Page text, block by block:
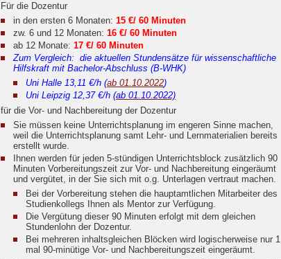
Für die Dozentur
in den ersten 6 Monaten: 15 €/ 60 Minuten
zw. 6 und 12 Monaten: 16 €/ 60 Minuten
ab 12 Monate: 17 €/ 60 Minuten
Zum Vergleich: die aktuellen Stundensätze für wissenschaftliche
Hilfskraft mit Bachelor-Abschluss (B-WHK)
Uni Halle 13,11 €/h (ab 01.10.2022)
Uni Leipzig 12,37 €/h (ab 01.10.2022)
für die Vor- und Nachbereitung der Dozentur
Sie müssen keine Unterrichtsplanung im engeren Sinne machen,
weil die Unterrichtsplanung samt Lehr- und Lernmaterialien bereits
erstellt wurde.
Ihnen werden für jeden 5-stündigen Unterrichtsblock zusätzlich 90
Minuten Vorbereitungszeit zur Vor- und Nachbereitung eingeräumt
und vergütet, in der Sie sich mit o.g. Unterlagen vertraut machen.
Bei der Vorbereitung stehen die hauptamtlichen Mitarbeiter des
Studienkollegs Ihnen als Mentor zur Verfügung.
Die Vergütung dieser 90 Minuten erfolgt mit dem gleichen
Stundenlohn der Dozentur.
Bei mehreren inhaltsgleichen Blöcken wird logischerweise nur 1
mal 90-minütige Vor- und Nachbereitungszeit eingeräumt.